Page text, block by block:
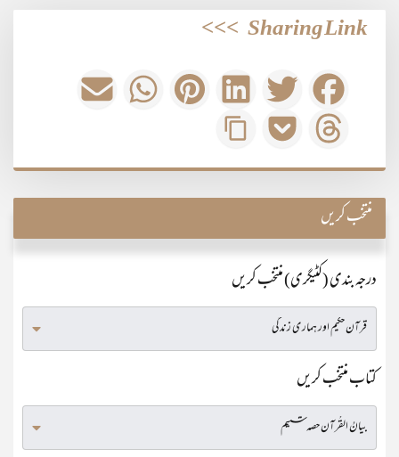
Sharing Link
>>>
منتخب کریں
درجہ بندی (کٹیگری) منتخب کریں
کتاب منتخب کریں